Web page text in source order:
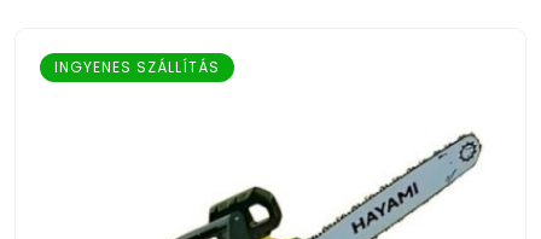
INGYENES SZÁLLÍTÁS